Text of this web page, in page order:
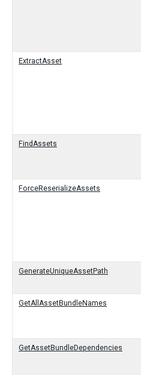
ExtractAsset
FindAssets
ForceReserializeAssets
GenerateUniqueAssetPath
GetAllAssetBundleNames
GetAssetBundleDependencies